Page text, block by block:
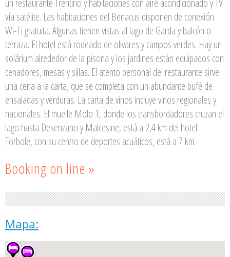
vía satélite. Las habitaciones del Benacus disponen de conexión
Wi-Fi gratuita. Algunas tienen vistas al lago de Garda y balcón o
terraza. El hotel está rodeado de olivares y campos verdes. Hay un
solárium alrededor de la piscina y los jardines están equipados con
cenadores, mesas y sillas. El atento personal del restaurante sirve
una cena a la carta, que se completa con un abundante bufé de
ensaladas y verduras. La carta de vinos incluye vinos regionales y
nacionales. El muelle Molo 1, donde los transbordadores cruzan el
lago hasta Desenzano y Malcesine, está a 2,4 km del hotel.
Torbole, con su centro de deportes acuáticos, está a 7 km.
Booking on line »
Mapa: